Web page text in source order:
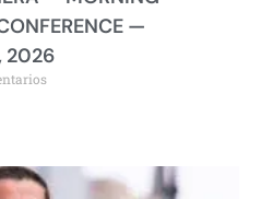
—
2026